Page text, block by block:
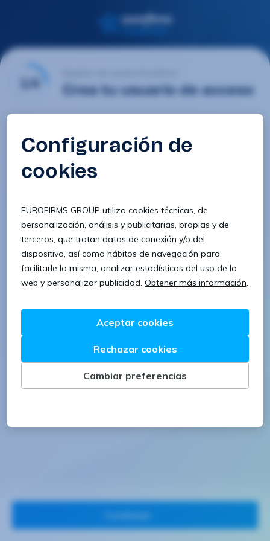
1/4 Crea tu usuario de acceso
Contraseña
Confirmar contraseña
8 caracteres 1 letra minúscula
1 letra mayúscula 1 número